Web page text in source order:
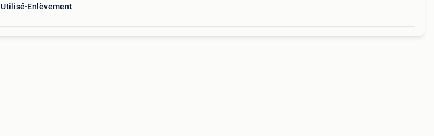
Utilisé Enlèvement